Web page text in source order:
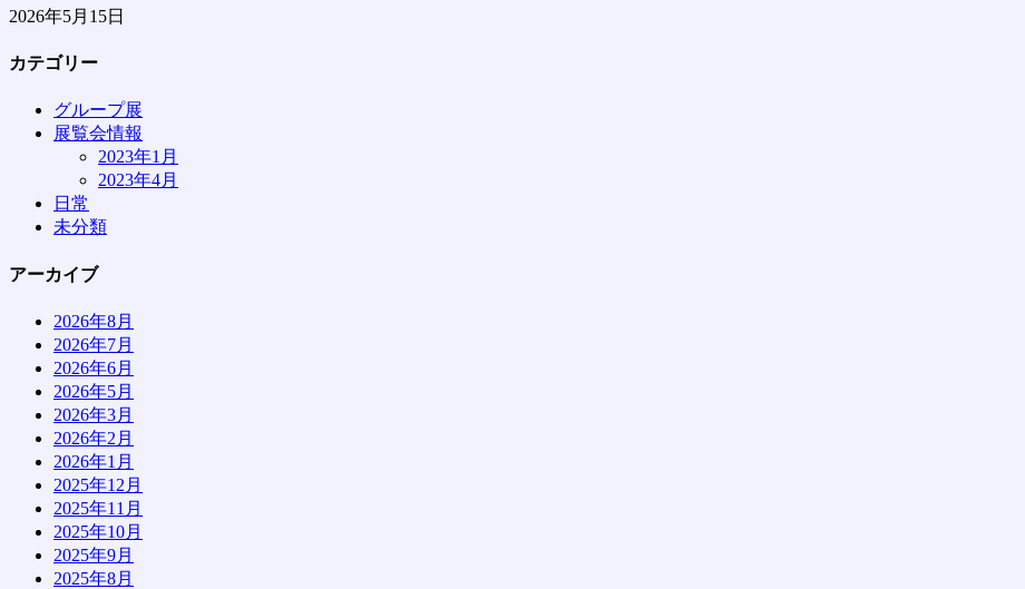
2026年5月15日
カテゴリー
グループ展
展覧会情報
2023年1月
2023年4月
日常
未分類
アーカイブ
2026年8月
2026年7月
2026年6月
2026年5月
2026年3月
2026年2月
2026年1月
2025年12月
2025年11月
2025年10月
2025年9月
2025年8月